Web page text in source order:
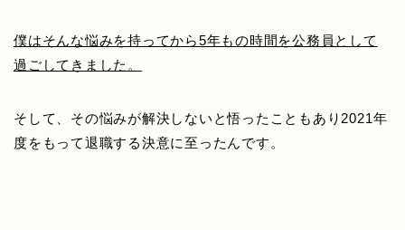
僕はそんな悩みを持ってから5年もの時間を公務員として
過ごしてきました。
そして、その悩みが解決しないと悟ったこともあり2021年
度をもって退職する決意に至ったんです。